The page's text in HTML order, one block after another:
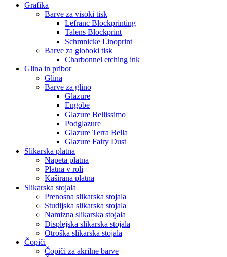
Grafika
Barve za visoki tisk
Lefranc Blockprinting
Talens Blockprint
Schmnicke Linoprint
Barve za globoki tisk
Charbonnel etching ink
Glina in pribor
Glina
Barve za glino
Glazure
Engobe
Glazure Bellissimo
Podglazure
Glazure Terra Bella
Glazure Fairy Dust
Slikarska platna
Napeta platna
Platna v roli
Kaširana platna
Slikarska stojala
Prenosna slikarska stojala
Studijska slikarska stojala
Namizna slikarska stojala
Displejska slikarska stojala
Otroška slikarska stojala
Čopiči
Čopiči za akrilne barve